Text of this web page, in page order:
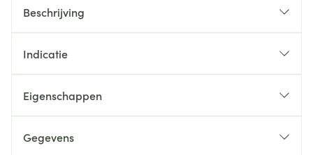
Beschrijving
Indicatie
Eigenschappen
Gegevens